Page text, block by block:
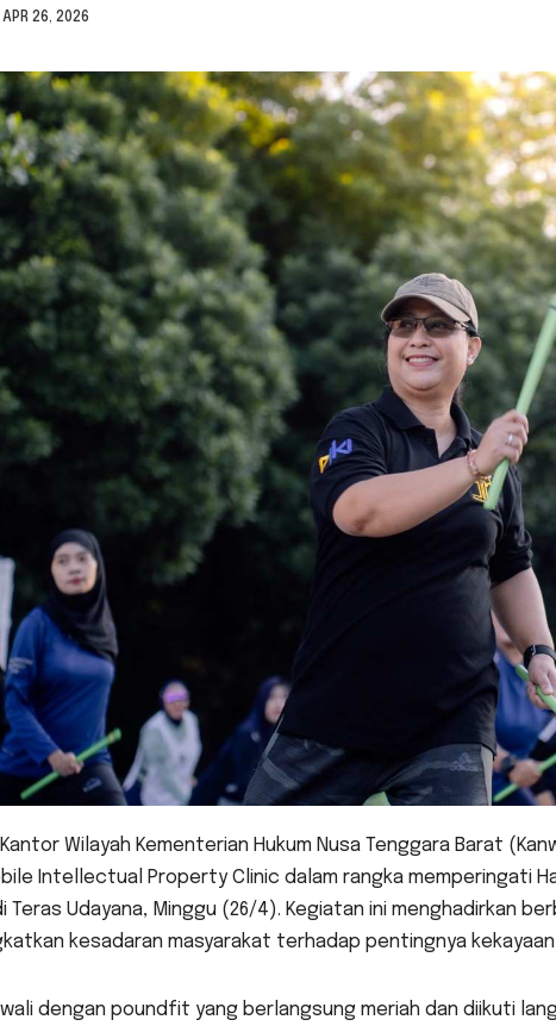
APR 26, 2026
Wilayah Kementerian Hukum Nusa Tenggara Barat
Intellectual Property Clinic dalam rangka memperingati
Teras Udayana, Minggu (26/4). Kegiatan ini menghadirkan
kesadaran masyarakat terhadap pentingnya
dengan poundfit yang berlangsung meriah dan diikuti